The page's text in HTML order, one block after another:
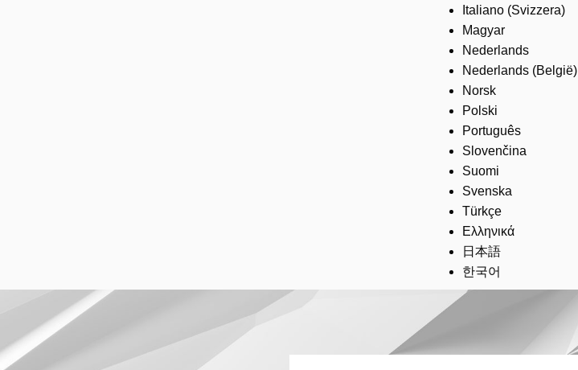
Italiano (Svizzera)
Magyar
Nederlands
Nederlands (België)
Norsk
Polski
Português
Slovenčina
Suomi
Svenska
Türkçe
Ελληνικά
日本語
한국어